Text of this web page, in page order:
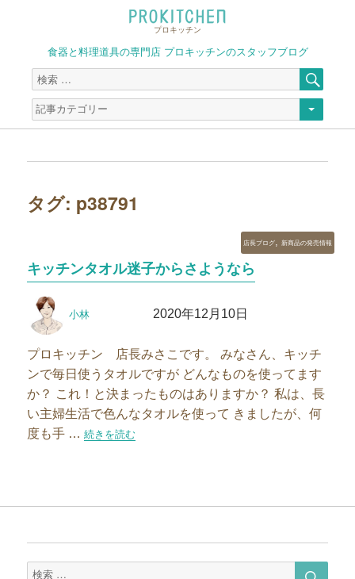
プロキッチン
食器と料理道具の専門店 プロキッチンのスタッフブログ
検
索
対
象:
索
タグ: p38791
キッチンタオル迷子からさようなら
稿
小林稿
2020年12月10日
カ
テ
ゴ
店長ブログ 新商品の発売情報
プロキッチン 店長みさこです。 みなさん、キッチ
ンで毎日使うタオルですが どんなものを使ってます
か？ これ！と決まったものはありますか？ 私は、長
い主婦生活で色んなタオルを使って きましたが、何
度も手 …“キッチンタオル迷子からさようなら”の
続きを読む
検